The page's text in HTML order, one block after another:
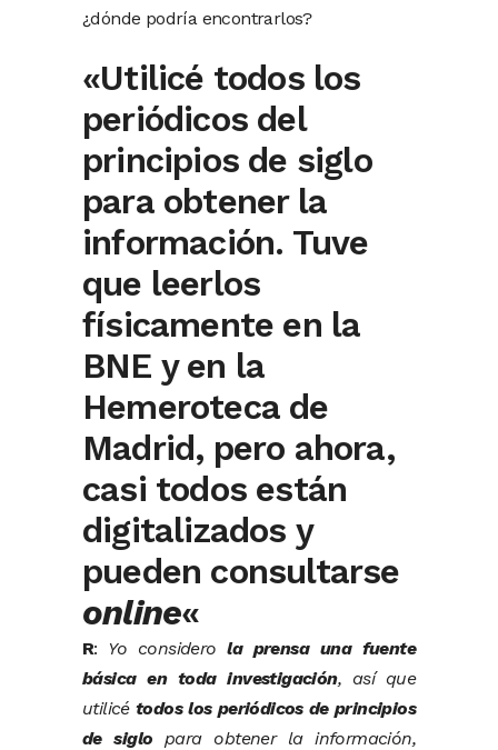
¿dónde podría encontrarlos?
«Utilicé todos los
periódicos del
principios de siglo
para obtener la
información. Tuve
que leerlos
físicamente en la
BNE y en la
Hemeroteca de
Madrid, pero ahora,
casi todos están
digitalizados y
pueden consultarse
online«
R: Yo considerola prensa una fuente
básica en toda investigación, así que
utilicétodos los periódicos de principios
de siglo para obtener la información,